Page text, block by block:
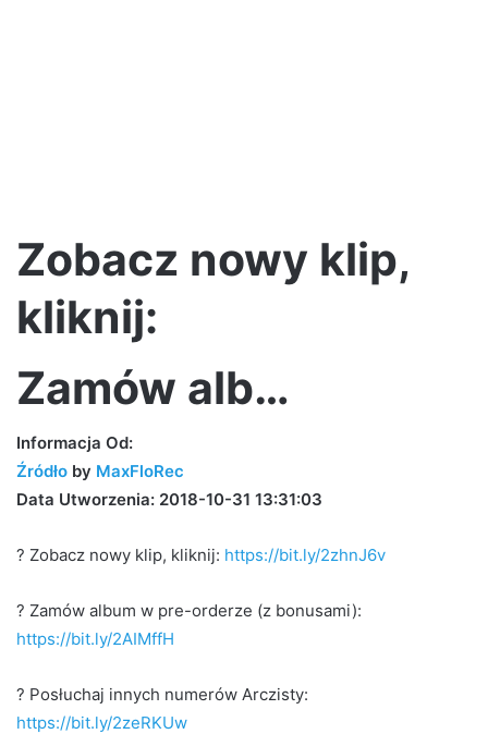
Zobacz nowy klip,
kliknij:
Zamów alb…
Informacja Od:
Źródło by MaxFloRec
Data Utworzenia: 2018-10-31 13:31:03
? Zobacz nowy klip, kliknij: https://bit.ly/2zhnJ6v
? Zamów album w pre-orderze (z bonusami):
https://bit.ly/2AIMffH
? Posłuchaj innych numerów Arczisty:
https://bit.ly/2zeRKUw